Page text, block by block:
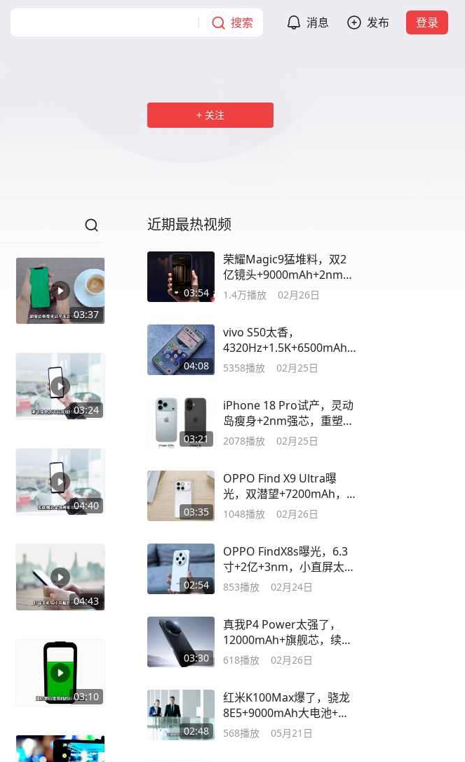
搜索 消息 发布 登录
关注
03:37
03:24
04:40
04:43
03:10
近期最热视频
03:54
荣耀Magic9猛堆料，双2
亿镜头+9000mAh+2nm，
强得很
1.4万播放 02月26日
04:08
vivo S50太香，
4320Hz+1.5K+6500mAh，
三代骁龙8s坐镇
5358播放 02月25日
03:21
iPhone 18 Pro试产，灵动
岛瘦身+2nm强芯，重塑旗
舰格局
2078播放 02月25日
03:35
OPPO Find X9 Ultra曝
光，双潜望+7200mAh，
全能旗舰新突破
1048播放 02月26日
02:54
OPPO FindX8s曝光，6.3
寸+2亿+3nm，小直屏太美
了
853播放 02月24日
03:30
真我P4 Power太强了，
12000mAh+旗舰芯，续航
直接取代充电
618播放 02月26日
02:48
红米K100Max爆了，骁龙
8E5+9000mAh大电池+百
瓦快充，期待
568播放 05月21日